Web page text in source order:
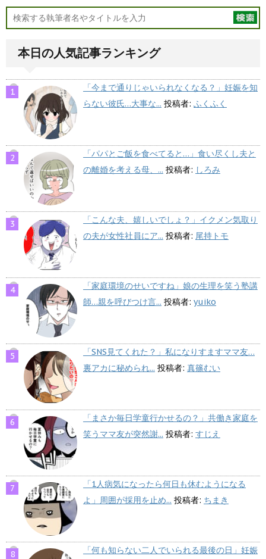
本日の人気記事ランキング
「今まで通りじゃいられなくなる？」妊娠を知
らない彼氏…大事な... 投稿者: ふくふく
「パパとご飯を食べてると…」食い尽くし夫と
の離婚を考える母、... 投稿者: しろみ
「こんな夫、嬉しいでしょ？」イクメン気取り
の夫が女性社員にア... 投稿者: 尾持トモ
「家庭環境のせいですね」娘の生理を笑う塾講
師…親を呼びつけ言... 投稿者: yuiko
「SNS見てくれた？」私になりすますママ友…
裏アカに秘められ... 投稿者: 真篠むい
「まさか毎日学童行かせるの？」共働き家庭を
笑うママ友が突然謝... 投稿者: すじえ
「1人病気になったら何日も休むようになる
よ」周囲が採用を止め... 投稿者: ちまき
「何も知らない二人でいられる最後の日」妊娠